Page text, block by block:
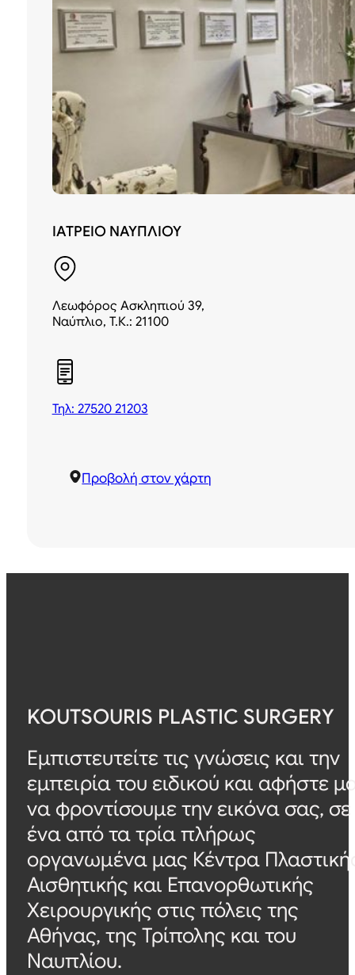
ΙΑΤΡΕΙΟ ΝΑΥΠΛΙΟΥ
Λεωφόρος Ασκληπιού 39,
Ναύπλιο, Τ.Κ.: 21100
Τηλ: 27520 21203
Προβολή στον χάρτη
KOUTSOURIS PLASTIC SURGERY
Εμπιστευτείτε τις γνώσεις και την
εμπειρία του ειδικού και αφήστε
να φροντίσουμε την εικόνα σας, σε
ένα από τα τρία πλήρως
οργανωμένα μας Κέντρα
Αισθητικής και Επανορθωτικής
Χειρουργικής στις πόλεις της
Αθήνας, της Τρίπολης και του
Ναυπλίου.